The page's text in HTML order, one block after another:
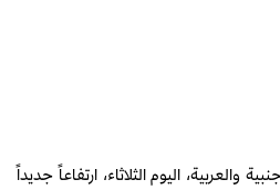
اليوم الثلاثاء، ارتفاعاً جديداً